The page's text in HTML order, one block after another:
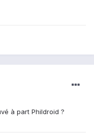
à part Phildroid ?